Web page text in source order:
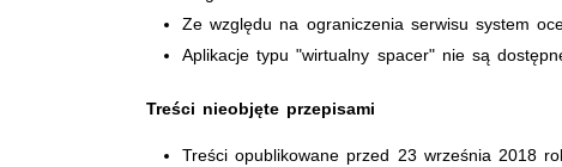
Ze względu na ograniczenia serwisu system
Aplikacje typu "wirtualny spacer" nie są
Treści nieobjęte przepisami
Treści opublikowane przed 23 września 2018